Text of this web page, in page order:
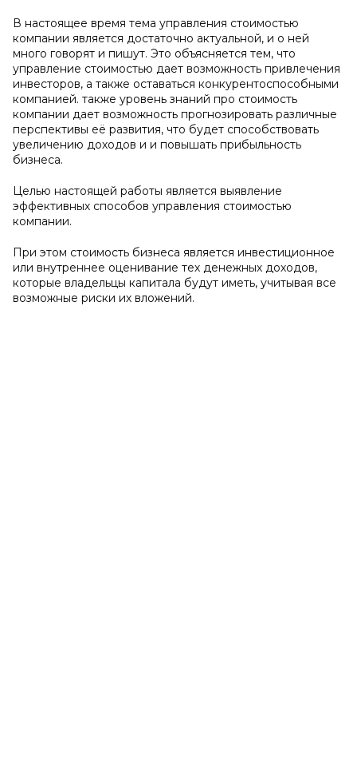
В настоящее время тема управления стоимостью
компании является достаточно актуальной, и о ней
много говорят и пишут. Это объясняется тем, что
управление стоимостью дает возможность привлечения
инвесторов, а также оставаться конкурентоспособными
компанией. также уровень знаний про стоимость
компании дает возможность прогнозировать различные
перспективы её развития, что будет способствовать
увеличению доходов и и повышать прибыльность
бизнеса.
Целью настоящей работы является выявление
эффективных способов управления стоимостью
компании.
При этом стоимость бизнеса является инвестиционное
или внутреннее оценивание тех денежных доходов,
которые владельцы капитала будут иметь, учитывая все
возможные риски их вложений.